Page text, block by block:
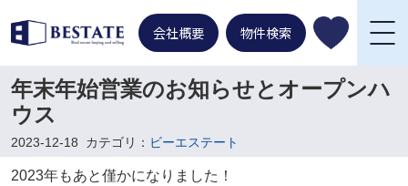
会社概要 物件検索
年末年始営業のお知らせとオープンハ
ウス
2023-12-18 カテゴリ： ビーエステート
2023年もあと僅かになりました！